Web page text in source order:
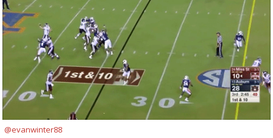
@evanwinter88